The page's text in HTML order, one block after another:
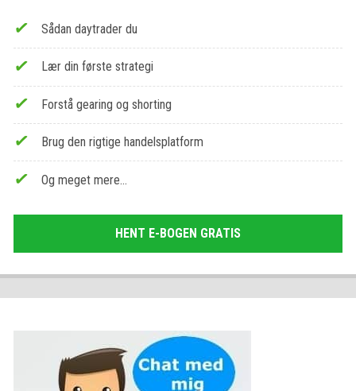
Sådan daytrader du
Lær din første strategi
Forstå gearing og shorting
Brug den rigtige handelsplatform
Og meget mere…
HENT E-BOGEN GRATIS